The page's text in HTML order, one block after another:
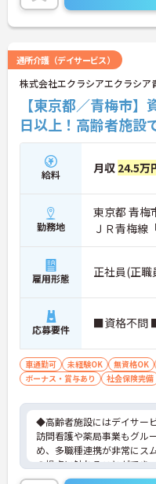
ント職への挑戦も歓迎♪入
ら、施設長、ブロック長、
管理職比率も30％を目指
く活躍できる環境です。
◆施設ごとの課題を話し合
グ」や、利用者様へのケア
ァレンス」を実施していま
係なく意見交換を行い、み
ラットな関係性です。また
じて「良いケア・悪いケア
職員全員が安心して働ける
づくりに取り組んでいます。
通所介護（デイサービス）
株式会社エクラシアエクラシア
【東京都／青梅市
日以上！高齢者施設
給料 月収 24.5万
勤務地
東京都 青梅
ＪＲ青梅線
雇用形態 正社員(正職
応募要件 ■資格不問
車通勤可 未経験OK 無資格OK
ボーナス・賞与あり
社会保険完備
◆高齢者施設にはデイサー
訪問看護や薬局事業もグル
め、多職種連携が非常にス
の視点に触れることができ
キルアップできる土壌があ